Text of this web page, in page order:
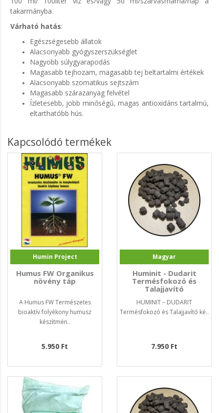
takarmányba.
Várható hatás:
Egészségesebb állatok
Alacsonyabb gyógyszerszükséglet
Nagyobb súlygyarapodás
Magasabb tejhozam, magasabb tej beltartalmi értékek
Alacsonyabb szomatikus sejtszám
Magasabb szárazanyag felvétel
Ízletesebb, jobb minőségű, magas antioxidáns tartalmú,
eltarthatóbb hús.
Kapcsolódó termékek
Humin Project
Humus FW Organikus
növény táp
A Humus FW Természetes
bioaktív folyékony humusz
készítmén..
5.950 Ft
Magyar
Huminit - Dudarit
Termésfokozó és
Talajjavító
HUMINIT – DUDARIT
Termésfokozó és Talajjavító ké..
7.950 Ft